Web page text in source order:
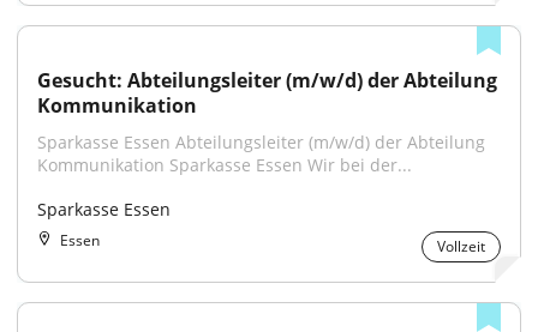
Gesucht: Abteilungsleiter (m/w/d) der Abteilung
Kommunikation
Sparkasse Essen Abteilungsleiter (m/w/d) der Abteilung
Kommunikation Sparkasse Essen Wir bei der...
Sparkasse Essen
Essen Vollzeit